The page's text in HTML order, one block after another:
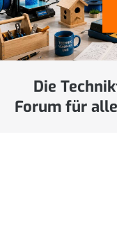
Die
Forum für